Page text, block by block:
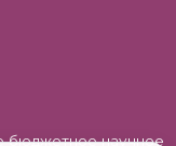
бюджетное научное